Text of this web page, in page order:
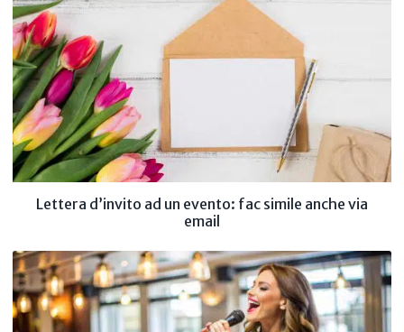
Lettera d’invito ad un evento: fac simile anche via
email